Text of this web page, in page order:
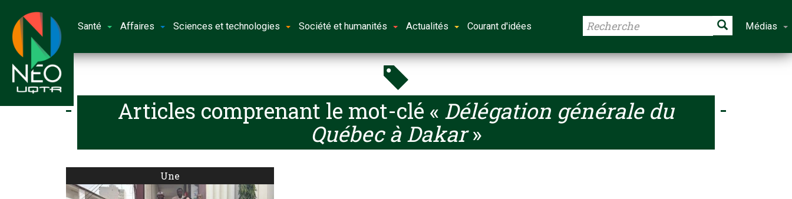
Santé Affaires Sciences et technologies Société et humanités Actualités Courant d'idées Médias
Articles comprenant le mot-clé « Délégation générale du
Québec à Dakar»
Une